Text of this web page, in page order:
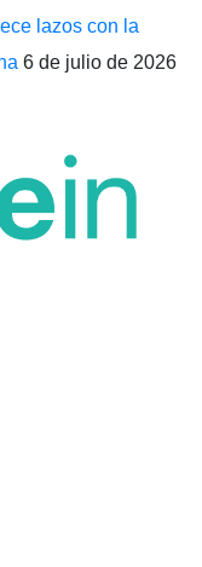
lazos con la
6 de julio de 2026